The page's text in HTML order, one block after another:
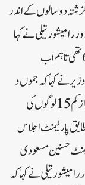
دو سالوں کے اندر
تیلی نے کہا
کہ سال 2019-20میں بے روزگاری کی شرح 6.7تھی تاہم اب
نے کہا کہ جموں و
کشمیر میں 8 جولائی کو آنے والے سیلاب کے نتیجے میں کم از کم 15 لوگوں کی
پارلیمنٹ اجلاس
حسنین مسعودی
تیلی نے کہا کہ